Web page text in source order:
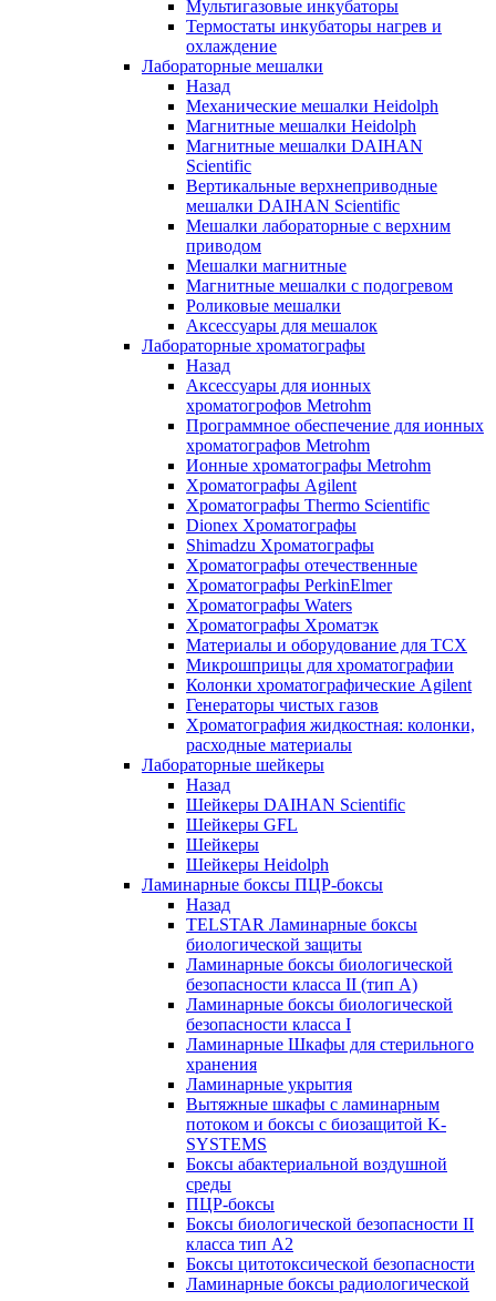
Мультигазовые инкубаторы
Термостаты инкубаторы нагрев и
охлаждение
Лабораторные мешалки
Назад
Механические мешалки Heidolph
Магнитные мешалки Heidolph
Магнитные мешалки DAIHAN
Scientific
Вертикальные верхнеприводные
мешалки DAIHAN Scientific
Мешалки лабораторные с верхним
приводом
Мешалки магнитные
Магнитные мешалки с подогревом
Роликовые мешалки
Аксессуары для мешалок
Лабораторные хроматографы
Назад
Аксессуары для ионных
хроматогрофов Metrohm
Программное обеспечение для ионных
хроматографов Metrohm
Ионные хроматографы Metrohm
Хроматографы Agilent
Хроматографы Thermo Scientific
Dionex Хроматографы
Shimadzu Хроматографы
Хроматографы отечественные
Хроматографы PerkinElmer
Хроматографы Waters
Хроматографы Хроматэк
Материалы и оборудование для ТСХ
Микрошприцы для хроматографии
Колонки хроматографические Agilent
Генераторы чистых газов
Хроматография жидкостная: колонки,
расходные материалы
Лабораторные шейкеры
Назад
Шейкеры DAIHAN Scientific
Шейкеры GFL
Шейкеры
Шейкеры Heidolph
Ламинарные боксы ПЦР-боксы
Назад
TELSTAR Ламинарные боксы
биологической защиты
Ламинарные боксы биологической
безопасности класса II (тип А)
Ламинарные боксы биологической
безопасности класса I
Ламинарные Шкафы для стерильного
хранения
Ламинарные укрытия
Вытяжные шкафы с ламинарным
потоком и боксы с биозащитой K-
SYSTEMS
Боксы абактериальной воздушной
среды
ПЦР-боксы
Боксы биологической безопасности II
класса тип A2
Боксы цитотоксической безопасности
Ламинарные боксы радиологической